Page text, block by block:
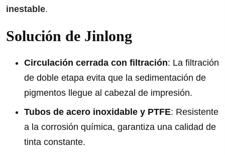
inestable.
Solución de Jinlong
Circulación cerrada con filtración: La filtración
de doble etapa evita que la sedimentación de
pigmentos llegue al cabezal de impresión.
Tubos de acero inoxidable y PTFE: Resistente
a la corrosión química, garantiza una calidad de
tinta constante.